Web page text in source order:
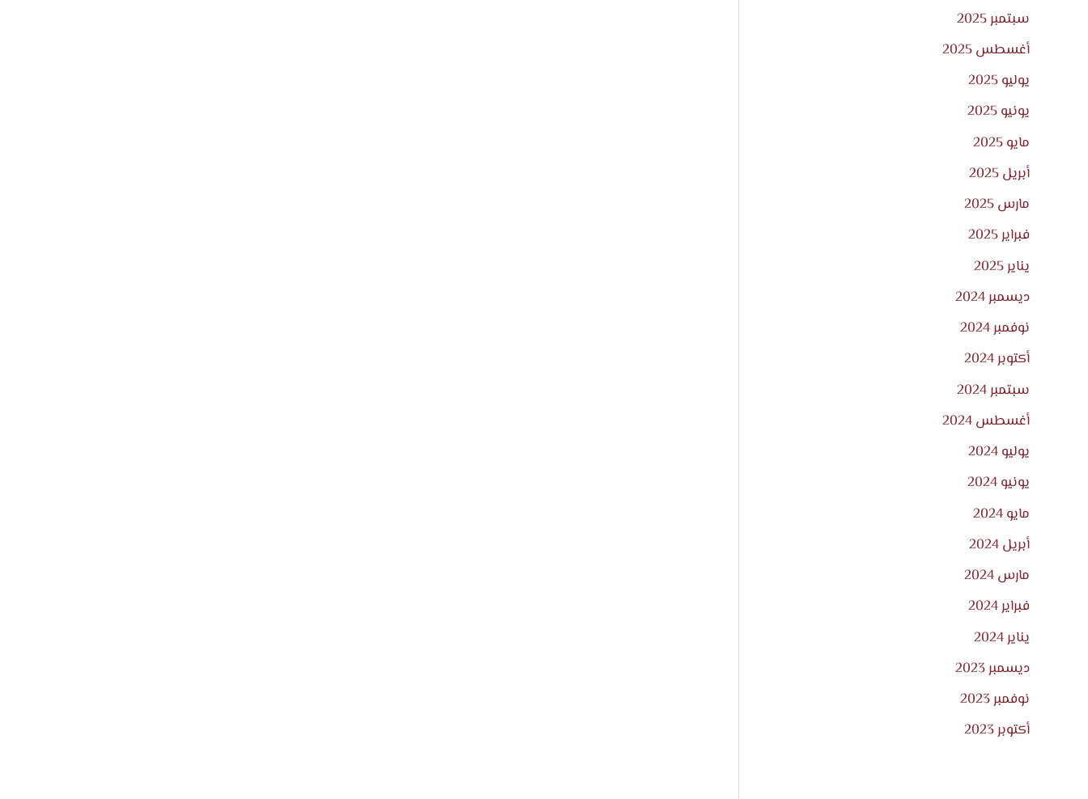
سبتمبر 2025
أغسطس 2025
يوليو 2025
يونيو 2025
مايو 2025
أبريل 2025
مارس 2025
فبراير 2025
يناير 2025
ديسمبر 2024
نوفمبر 2024
أكتوبر 2024
سبتمبر 2024
أغسطس 2024
يوليو 2024
يونيو 2024
مايو 2024
أبريل 2024
مارس 2024
فبراير 2024
يناير 2024
ديسمبر 2023
نوفمبر 2023
أكتوبر 2023